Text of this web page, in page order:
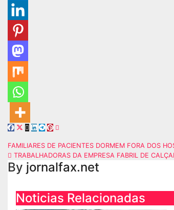
FAMILIARES DE PACIENTES DORMEM FORA DOS
TRABALHADORAS DA EMPRESA FABRIL DE
By jornalfax.net
Noticias Relacionadas